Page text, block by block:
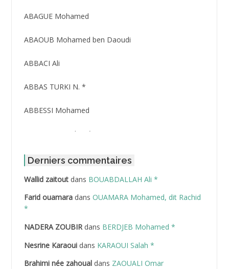
3416
ABAGUE Mohamed
ABAOUB Mohamed ben Daoudi
ABBACI Ali
ABBAS TURKI N. *
ABBESSI Mohamed
ABBOUR Azzedine *
ABDAT Amar
ABDEDDAIM Hamid
ABDELAZIZ Mohamed
ABDELHAFID Lakhdar
Derniers commentaires
Wallid zaitoutdans BOUABDALLAH Ali *
Farid ouamaradans OUAMARA Mohamed, dit Rachid
*
NADERA ZOUBIRdans BERDJEB Mohamed *
Nesrine Karaouidans KARAOUI Salah *
Brahimi née zahoualdans ZAOUALI Omar